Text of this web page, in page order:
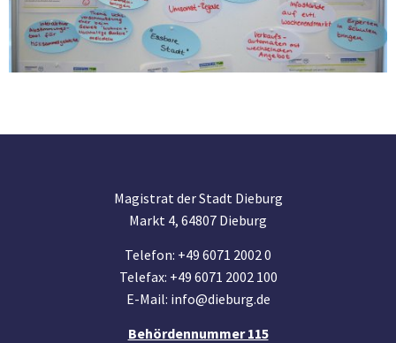
Magistrat der Stadt Dieburg
Markt 4, 64807 Dieburg
Telefon: +49 6071 2002 0
Telefax: +49 6071 2002 100
E-Mail: info@dieburg.de
Behördennummer 115